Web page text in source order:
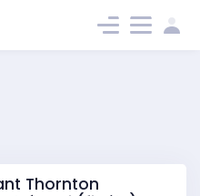
Thornton